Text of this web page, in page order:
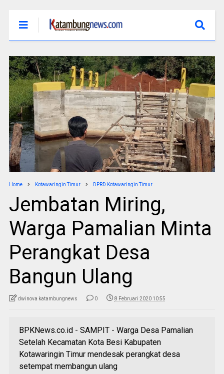
Home Kotawaringin Timur DPRD Kotawaringin Timur
Jembatan Miring,
Warga Pamalian Minta
Perangkat Desa
Bangun Ulang
dwinova katambungnews 0 8 Februari 2020 10:55
BPKNews.co.id - SAMPIT - Warga Desa Pamalian
Setelah Kecamatan Kota Besi Kabupaten
Kotawaringin Timur mendesak perangkat desa
setempat membangun ulang